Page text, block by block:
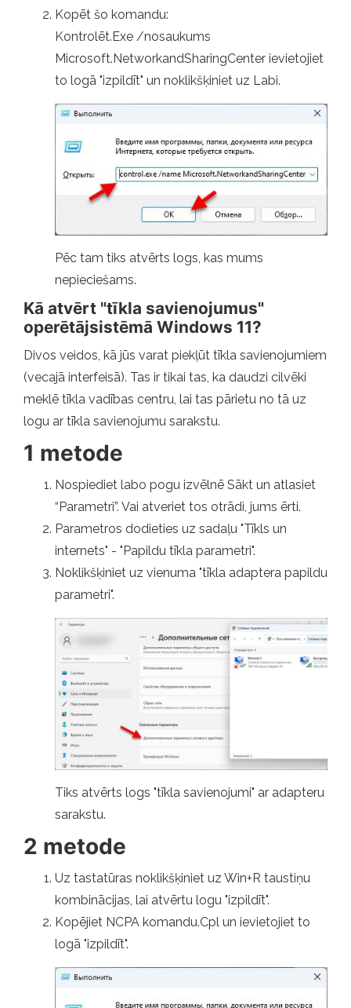
Kopēt šo komandu:
Kontrolēt.Exe /nosaukums
Microsoft.NetworkandSharingCenter ievietojiet
to logā "izpildīt" un noklikšķiniet uz Labi.
Pēc tam tiks atvērts logs, kas mums
nepieciešams.
Kā atvērt "tīkla savienojumus"
operētājsistēmā Windows 11?
Divos veidos, kā jūs varat piekļūt tīkla savienojumiem
(vecajā interfeisā). Tas ir tikai tas, ka daudzi cilvēki
meklē tīkla vadības centru, lai tas pārietu no tā uz
logu ar tīkla savienojumu sarakstu.
1 metode
Nospiediet labo pogu izvēlnē Sākt un atlasiet
“Parametri”. Vai atveriet tos otrādi, jums ērti.
Parametros dodieties uz sadaļu "Tīkls un
internets" - "Papildu tīkla parametri".
Noklikšķiniet uz vienuma "tīkla adaptera papildu
parametri".
Tiks atvērts logs "tīkla savienojumi" ar adapteru
sarakstu.
2 metode
Uz tastatūras noklikšķiniet uz Win+R taustiņu
kombinācijas, lai atvērtu logu "izpildīt".
Kopējiet NCPA komandu.Cpl un ievietojiet to
logā "izpildīt".